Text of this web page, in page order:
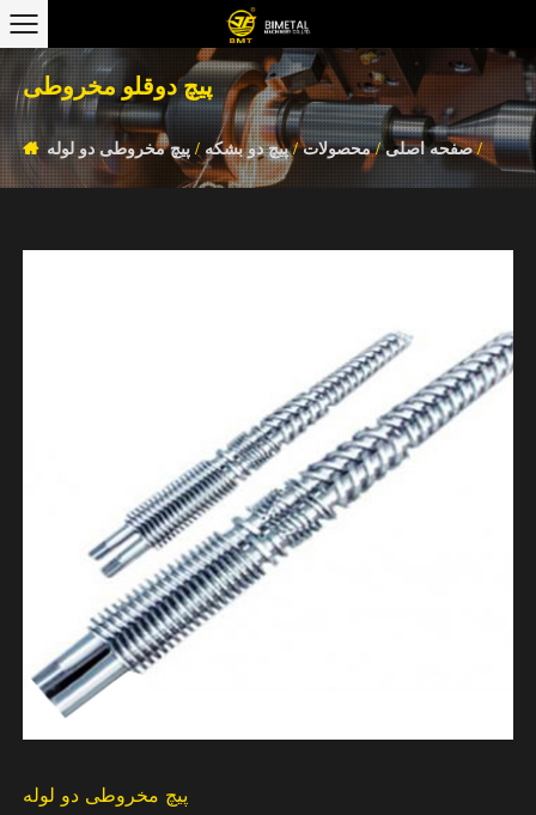
پیچ دوقلو مخروطی
صفحه اصلی /محصولات/پیچ دو بشکه / پیچ مخروطی دو لوله /
پیچ مخروطی دو لوله